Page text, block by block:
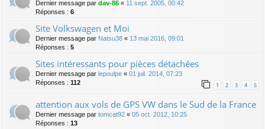
Dernier message par dav-86 « 11 sept. 2005, 00:42
Réponses : 6
Site Volkswagen et Moi
Dernier message par Natsu38 « 13 mai 2016, 09:01
Réponses : 5
Sites intéressants pour pièces détachées
Dernier message par lepoulpe « 01 juil. 2014, 07:23
Réponses : 112 1 2 3 4 5
attention aux vols de GPS VW dans le Sud de la France
Dernier message par tomcat92 « 05 oct. 2012, 10:25
Réponses : 13